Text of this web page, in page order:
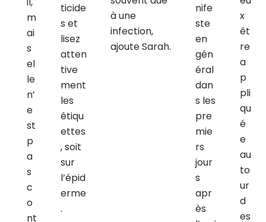
m
ai
s
el
le
n’
e
st
p
a
s
c
o
nt
ticide
s et
lisez
atten
tive
ment
les
étiqu
ettes
, soit
sur
l’épid
erme
.
à une
infection,
ajoute Sarah.
nife
ste
en
gén
éral
dan
s les
pre
mie
rs
jour
s
apr
ès
x
êt
re
a
p
pli
qu
é
e
au
to
ur
d
es